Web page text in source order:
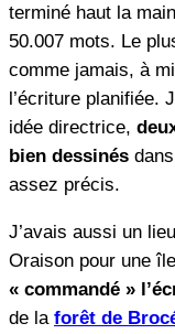
terminé haut la
50.007 mots. Le
comme jamais, à
l’écriture planifiée.
idée directrice,
bien dessinés
assez précis.
J’avais aussi un
Oraison pour une
« commandé »
de la forêt de